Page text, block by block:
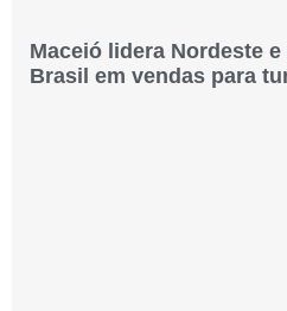
Maceió lidera Nordeste
Brasil em vendas para